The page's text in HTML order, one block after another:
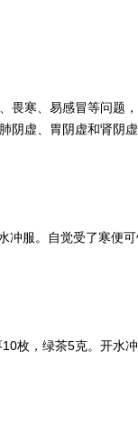
寒、易感冒等问题
阴虚、胃阴虚和肾阴
服。自觉受了寒便可
枚，绿茶5克。开水